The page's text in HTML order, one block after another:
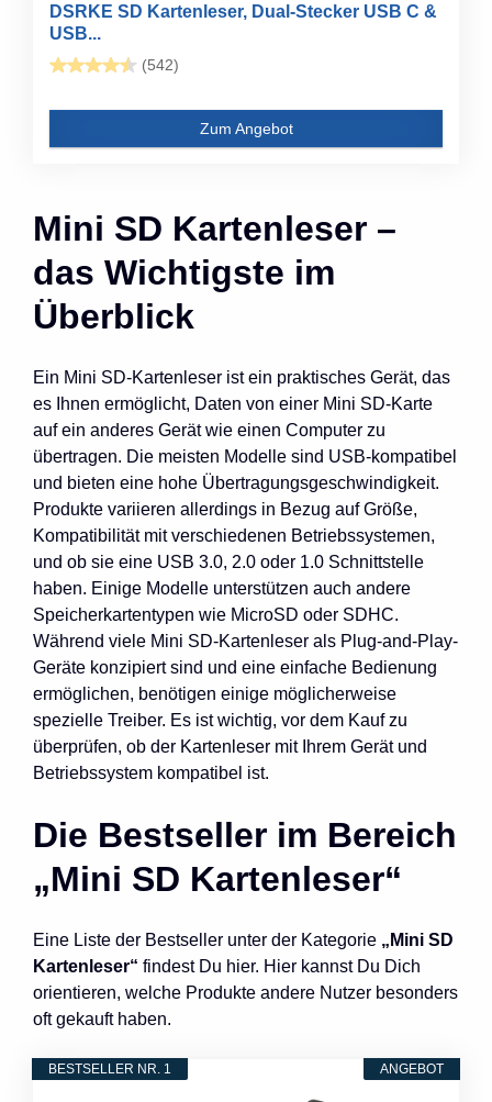
DSRKE SD Kartenleser, Dual-Stecker USB C &
USB...
(542)
Zum Angebot
Mini SD Kartenleser –
das Wichtigste im
Überblick
Ein Mini SD-Kartenleser ist ein praktisches Gerät, das
es Ihnen ermöglicht, Daten von einer Mini SD-Karte
auf ein anderes Gerät wie einen Computer zu
übertragen. Die meisten Modelle sind USB-kompatibel
und bieten eine hohe Übertragungsgeschwindigkeit.
Produkte variieren allerdings in Bezug auf Größe,
Kompatibilität mit verschiedenen Betriebssystemen,
und ob sie eine USB 3.0, 2.0 oder 1.0 Schnittstelle
haben. Einige Modelle unterstützen auch andere
Speicherkartentypen wie MicroSD oder SDHC.
Während viele Mini SD-Kartenleser als Plug-and-Play-
Geräte konzipiert sind und eine einfache Bedienung
ermöglichen, benötigen einige möglicherweise
spezielle Treiber. Es ist wichtig, vor dem Kauf zu
überprüfen, ob der Kartenleser mit Ihrem Gerät und
Betriebssystem kompatibel ist.
Die Bestseller im Bereich
„Mini SD Kartenleser“
Eine Liste der Bestseller unter der Kategorie „Mini SD
Kartenleser“ findest Du hier. Hier kannst Du Dich
orientieren, welche Produkte andere Nutzer besonders
oft gekauft haben.
ANGEBOT
BESTSELLER NR. 1